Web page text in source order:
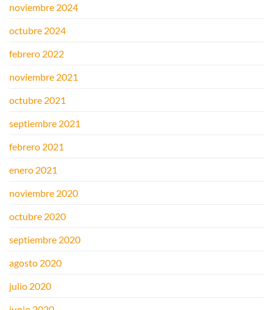
noviembre 2024
octubre 2024
febrero 2022
noviembre 2021
octubre 2021
septiembre 2021
febrero 2021
enero 2021
noviembre 2020
octubre 2020
septiembre 2020
agosto 2020
julio 2020